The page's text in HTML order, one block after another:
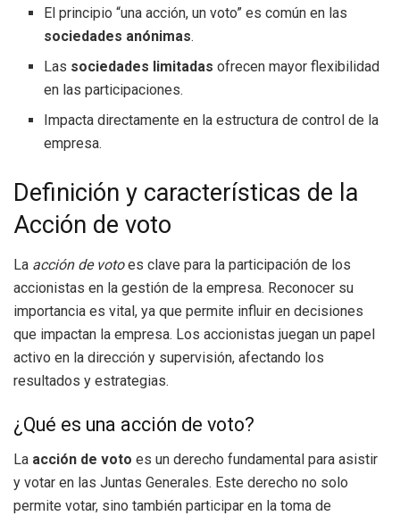
El principio “una acción, un voto” es común en las
sociedades anónimas.
Las sociedades limitadas ofrecen mayor flexibilidad
en las participaciones.
Impacta directamente en la estructura de control de la
empresa.
Definición y características de la
Acción de voto
La acción de votoes clave para la participación de los
accionistas en la gestión de la empresa. Reconocer su
importancia es vital, ya que permite influir en decisiones
que impactan la empresa. Los accionistas juegan un papel
activo en la dirección y supervisión, afectando los
resultados y estrategias.
¿Qué es una acción de voto?
La acción de voto es un derecho fundamental para asistir
y votar en las Juntas Generales. Este derecho no solo
permite votar, sino también participar en la toma de